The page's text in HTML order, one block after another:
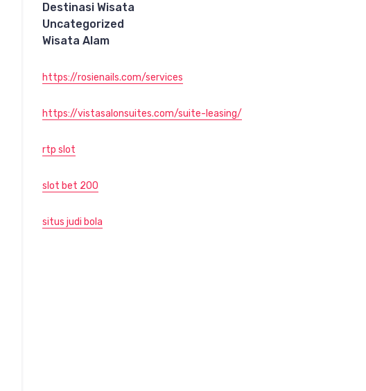
Destinasi Wisata
Uncategorized
Wisata Alam
https://rosienails.com/services
https://vistasalonsuites.com/suite-leasing/
rtp slot
slot bet 200
situs judi bola